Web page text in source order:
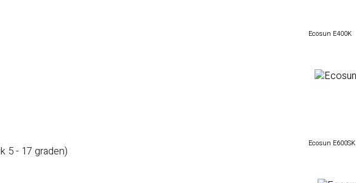
5 - 17 graden)
Ecosun E400K
Ecosun E600SK